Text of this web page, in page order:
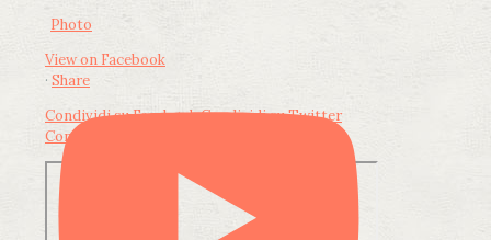
Photo
View on Facebook
· Share
Condividi su FacebookCondividi su Twitter
Condividi su LinkedIn